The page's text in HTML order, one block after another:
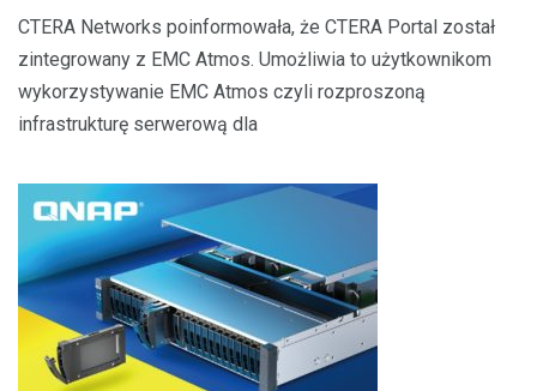
CTERA Networks poinformowała, że CTERA Portal został
zintegrowany z EMC Atmos. Umożliwia to użytkownikom
wykorzystywanie EMC Atmos czyli rozproszoną
infrastrukturę serwerową dla